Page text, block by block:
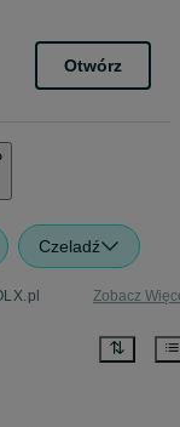
Otwórz
Czeladź
Zobacz